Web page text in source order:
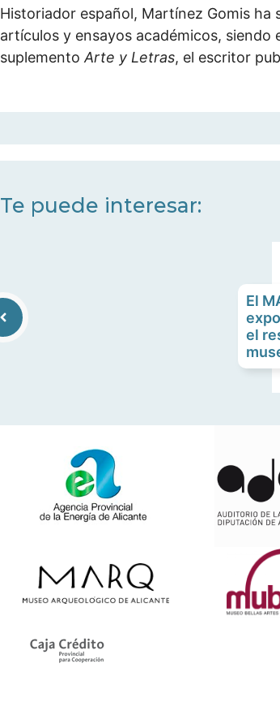
Historiador español, Martínez Gomis
artículos y ensayos académicos, siendo
suplementoArte y Letras, el escritor
Te puede interesar:
El
el